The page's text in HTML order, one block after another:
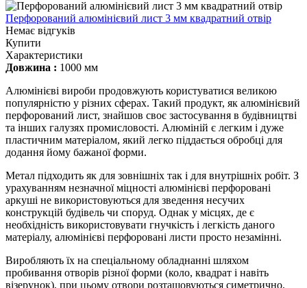
Перфорований алюмінієвий лист 3 мм квадратний отвір
Немає відгуків
Купити
Характеристики
Довжина : 1000 мм
Алюмінієві вироби продовжують користуватися великою
популярністю у різних сферах. Такий продукт, як алюмінієвий
перфорований лист, знайшов своє застосування в будівництві
та інших галузях промисловості. Алюміній є легким і дуже
пластичним матеріалом, який легко піддається обробці для
додання йому бажаної форми.
Метал підходить як для зовнішніх так і для внутрішніх робіт. З
урахуванням незначної міцності алюмінієві перфоровані
аркуші не використовуються для зведення несучих
конструкцій будівель чи споруд. Однак у місцях, де є
необхідність використовувати гнучкість і легкість даного
матеріалу, алюмінієві перфоровані листи просто незамінні.
Виробляють їх на спеціальному обладнанні шляхом
пробивання отворів різної форми (коло, квадрат і навіть
візерунок), при цьому отвори розташовуються симетрично,